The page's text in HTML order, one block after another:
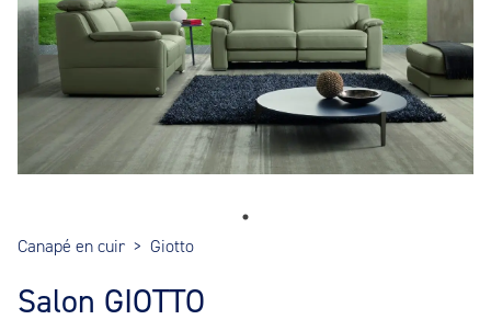
Canapé en cuir > Giotto
Salon GIOTTO